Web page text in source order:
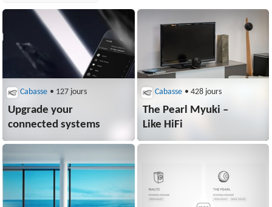
Cabasse • 127 jours
Upgrade your
connected systems
Cabasse • 428 jours
The Pearl Myuki –
Like HiFi